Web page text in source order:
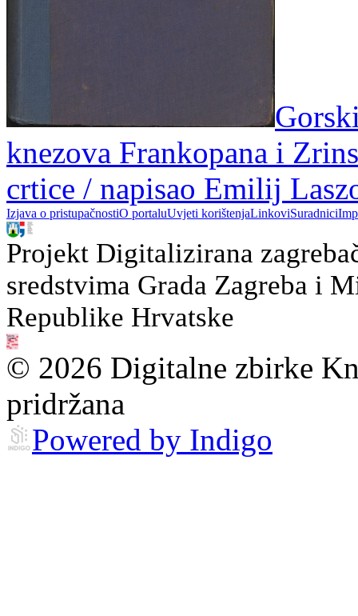
knezova Frankopana i
crtice / napisao Emilij
Izjava o pristupačnostiO portaluUvjeti korištenjaLinkoviSuradnici
Projekt Digitalizirana
sredstvima Grada Zagreba i
Republike Hrvatske
© 2026 Digitalne zbirke
pridržana
Powered by Indigo